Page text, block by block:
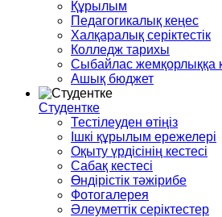
Құрылым
Педагогикалық кеңес
Халқаралық серіктестік
Колледж тарихы
Сыбайлас жемқорлыққа
Ашық бюджет
Студентке
Тестілеуден өтіңіз
Ішкі құрылым ережелері
Оқыту үрдісінің кестесі
Сабақ кестесі
Өндірістік тәжірибе
Фотогалерея
Әлеуметтік серіктестер